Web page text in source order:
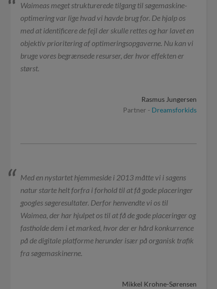
Waimeas meget strukturerede tilgang til søgemaskine-
optimering var lige hvad vi havde brug for. De hjalp os
med at identificere de fejl der skulle rettes og har lavet en
objektiv prioritering af optimeringsopgaverne. Nu kan vi
bruge vores begrænsede resurser, der hvor effekten er
størst.
Rasmus Jungersen
Partner - Dreamsforkids
Med en nystartet hjemmeside i 2013 måtte vi i sagens
natur starte helt forfra i forhold til at få gode placeringer
googles søgeresultater. Derfor henvendte vi os til
Waimea, der har hjulpet os til at få de gode placeringer og
fastholde dem i et marked, hvor der er hård konkurrence
på de digitale platforme herunder især på organisk trafik
fra søgemaskinerne.
Mikkel Krohne-Sørensen